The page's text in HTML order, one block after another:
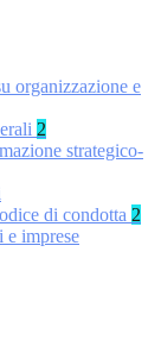
organizzazione e
2
strategico-
di condotta 2
imprese